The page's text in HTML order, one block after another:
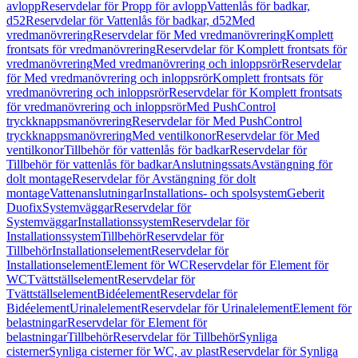
avloppReservdelar för Propp för avloppVattenlås för badkar,
d52Reservdelar för Vattenlås för badkar, d52Med
vredmanövreringReservdelar för Med vredmanövreringKomplett
frontsats för vredmanövreringReservdelar för Komplett frontsats för
vredmanövreringMed vredmanövrering och inloppsrörReservdelar
för Med vredmanövrering och inloppsrörKomplett frontsats för
vredmanövrering och inloppsrörReservdelar för Komplett frontsats
för vredmanövrering och inloppsrörMed PushControl
tryckknappsmanövreringReservdelar för Med PushControl
tryckknappsmanövreringMed ventilkonorReservdelar för Med
ventilkonorTillbehör för vattenlås för badkarReservdelar för
Tillbehör för vattenlås för badkarAnslutningssatsAvstängning för
dolt montageReservdelar för Avstängning för dolt
montageVattenanslutningarInstallations- och spolsystemGeberit
DuofixSystemväggarReservdelar för
SystemväggarInstallationssystemReservdelar för
InstallationssystemTillbehörReservdelar för
TillbehörInstallationselementReservdelar för
InstallationselementElement för WCReservdelar för Element för
WCTvättställselementReservdelar för
TvättställselementBidéelementReservdelar för
BidéelementUrinalelementReservdelar för UrinalelementElement för
belastningarReservdelar för Element för
belastningarTillbehörReservdelar för TillbehörSynliga
cisternerSynliga cisterner för WC, av plastReservdelar för Synliga